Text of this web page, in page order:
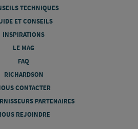
TECHNIQUES
ET CONSEILS
INSPIRATIONS
LE MAG
FAQ
RICHARDSON
CONTACTER
PARTENAIRES
REJOINDRE